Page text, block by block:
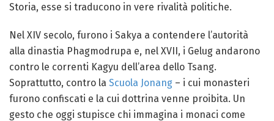
Storia, esse si traducono in vere rivalità politiche.
Nel XIV secolo, furono i Sakya a contendere l’autorità
alla dinastia Phagmodrupa e, nel XVII, i Gelug andarono
contro le correnti Kagyu dell’area dello Tsang.
Soprattutto, contro la Scuola Jonang – i cui monasteri
furono confiscati e la cui dottrina venne proibita. Un
gesto che oggi stupisce chi immagina i monaci come